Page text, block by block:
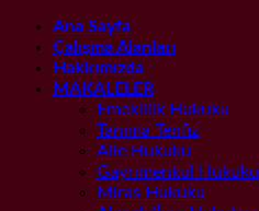
Ana Sayfa
Çalışma Alanları
Hakkımızda
MAKALELER
Emeklilik Hukuku
Tanıma Tenfiz
Aile Hukuku
Gayrımenkul Hukuku
Miras Hukuku